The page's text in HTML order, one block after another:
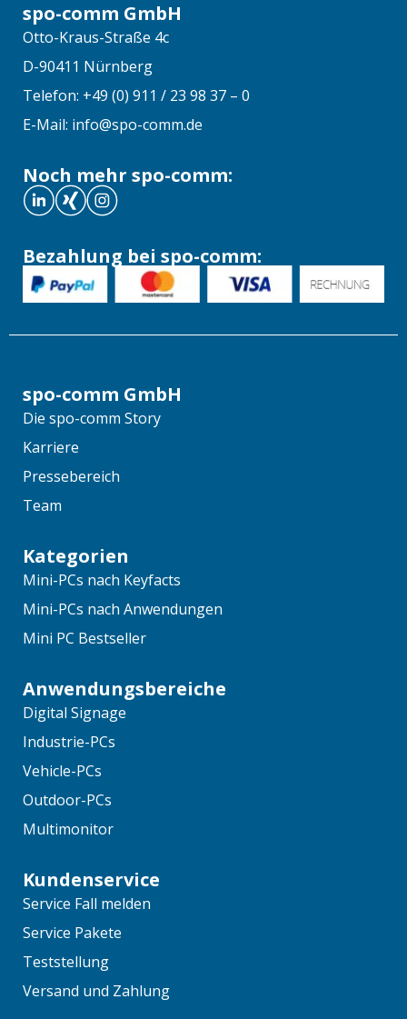
spo-comm GmbH
Otto-Kraus-Straße 4c
D-90411 Nürnberg
Telefon: +49 (0) 911 / 23 98 37 – 0
E-Mail: info@spo-comm.de
Noch mehr spo-comm:
Bezahlung bei spo-comm:
spo-comm GmbH
Die spo-comm Story
Karriere
Pressebereich
Team
Kategorien
Mini-PCs nach Keyfacts
Mini-PCs nach Anwendungen
Mini PC Bestseller
Anwendungsbereiche
Digital Signage
Industrie-PCs
Vehicle-PCs
Outdoor-PCs
Multimonitor
Kundenservice
Service Fall melden
Service Pakete
Teststellung
Versand und Zahlung